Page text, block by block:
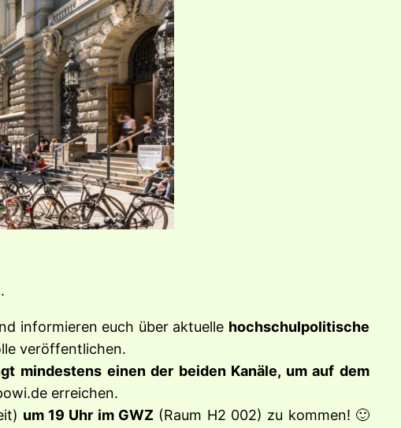
informieren euch über aktuelle hochschulpolitische
veröffentlichen.
mindestens einen der beiden Kanäle, um auf dem
erreichen.
um 19 Uhr im GWZ (Raum H2 002) zu kommen! 🙂